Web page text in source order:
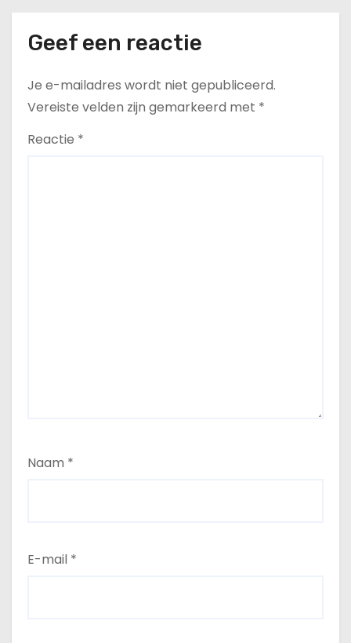
Geef een reactie
Je e-mailadres wordt niet gepubliceerd.
Vereiste velden zijn gemarkeerd met *
Reactie *
Naam *
E-mail *